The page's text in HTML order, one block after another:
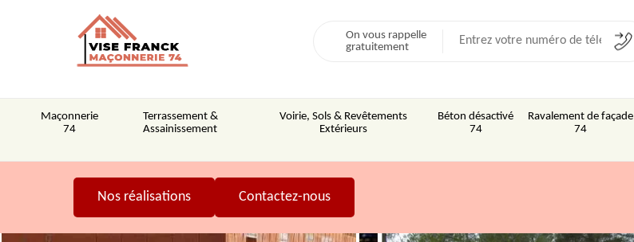
On vous rappelle
gratuitement
Maçonnerie
74
Terrassement &
Assainissement
Voirie, Sols & Revêtements
Extérieurs
Béton désactivé
74
Ravalement de façade
74
Nos réalisations Contactez-nous